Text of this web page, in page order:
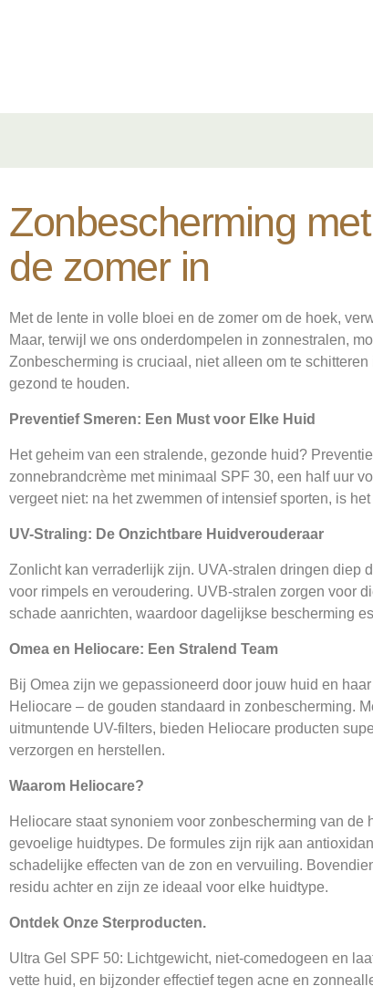
Zonbescherming
de zomer in
Met de lente in volle bloei en de zomer om de hoek,
Maar, terwijl we ons onderdompelen in zonnestralen,
Zonbescherming is cruciaal, niet alleen om te
gezond te houden.
Preventief Smeren: Een Must voor Elke Huid
Het geheim van een stralende, gezonde huid?
zonnebrandcrème met minimaal SPF 30, een half uur
vergeet niet: na het zwemmen of intensief sporten, is
UV-Straling: De Onzichtbare Huidverouderaar
Zonlicht kan verraderlijk zijn. UVA-stralen dringen diep
voor rimpels en veroudering. UVB-stralen zorgen voor
schade aanrichten, waardoor dagelijkse bescherming
Omea en Heliocare: Een Stralend Team
Bij Omea zijn we gepassioneerd door jouw huid en
Heliocare – de gouden standaard in zonbescherming.
uitmuntende UV-filters, bieden Heliocare producten
verzorgen en herstellen.
Waarom Heliocare?
Heliocare staat synoniem voor zonbescherming van de
gevoelige huidtypes. De formules zijn rijk aan
schadelijke effecten van de zon en vervuiling.
residu achter en zijn ze ideaal voor elke huidtype.
Ontdek Onze Sterproducten.
Ultra Gel SPF 50: Lichtgewicht, niet-comedogeen en
vette huid, en bijzonder effectief tegen acne en